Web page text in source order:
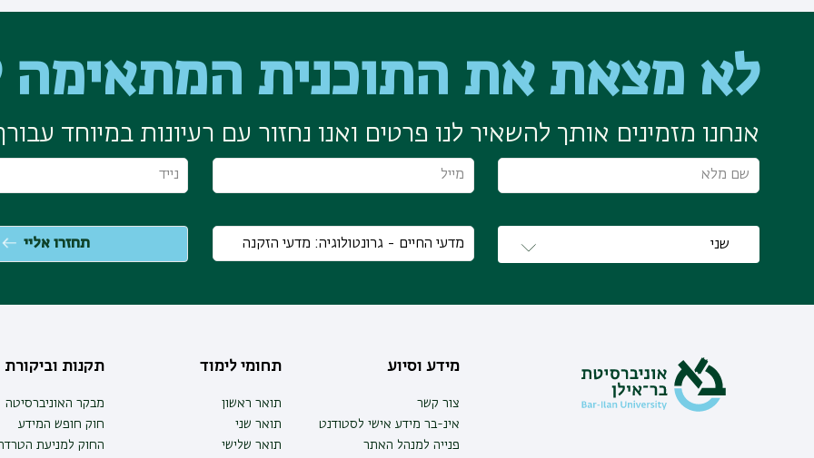
לא מצאת את התוכנית המתאימה
אנחנו מזמינים אותך להשאיר לנו פרטים ואנו נחזור עם רעיונות במיוחד
מידע וסיוע
צור קשר
אינ-בר מידע אישי לסטודנט
פנייה למנהל האתר
תחומי לימוד
תואר ראשון
תואר שני
תואר שלישי
תקנות וביקורת
מבקר האוניברסיטה
חוק חופש המידע
החוק למניעת